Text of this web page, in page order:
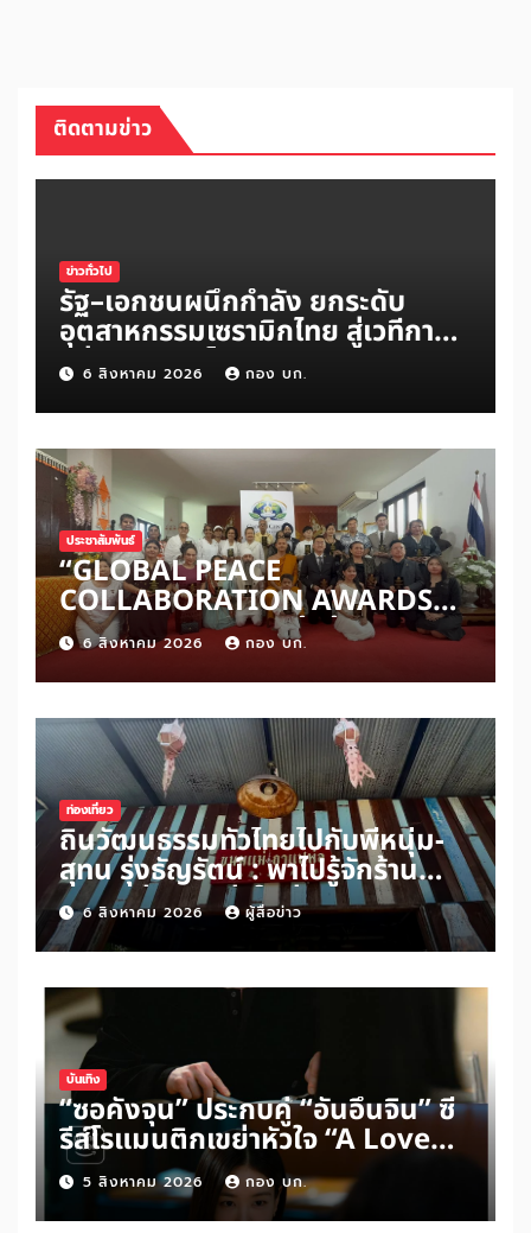
ติดตามข่าว
ข่าวทั่วไป
รัฐ–เอกชนผนึกกำลัง ยกระดับ
อุตสาหกรรมเซรามิกไทย สู่เวทีการ
แข่งขันระดับโลก
6 สิงหาคม 2026 กอง บก.
ประชาสัมพันธ์
“GLOBAL PEACE
COLLABORATION AWARDS
2026” เปิดเวทีเชิดชูผู้สร้าง
สันติภาพโลก ดันแนวคิด ‘สันติภาพ
เริ่มต้นจากหัวใจมนุษย์’ สู่ความร่วม
มือระดับนานาชาติ
6 สิงหาคม 2026 กอง บก.
ท่องเที่ยว
ถิ่นวัฒนธรรมทั่วไทยไปกับพี่หนุ่ม-
สุทน รุ่งธัญรัตน์ : พาไปรู้จักร้าน
ขนมแม่กาแฟพ่อในย่านสวนเกษตร
อำเภออัมพวา จังหวัดสมุทรสงคราม
6 สิงหาคม 2026 ผู้สื่อข่าว
บันเทิง
“ซอคังจุน” ประกบคู่ “อันอึนจิน” ซี
รีส์โรแมนติกเขย่าหัวใจ “A Love
Other Than Yours”
5 สิงหาคม 2026 กอง บก.